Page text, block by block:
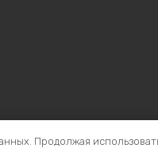
990689Продолжая